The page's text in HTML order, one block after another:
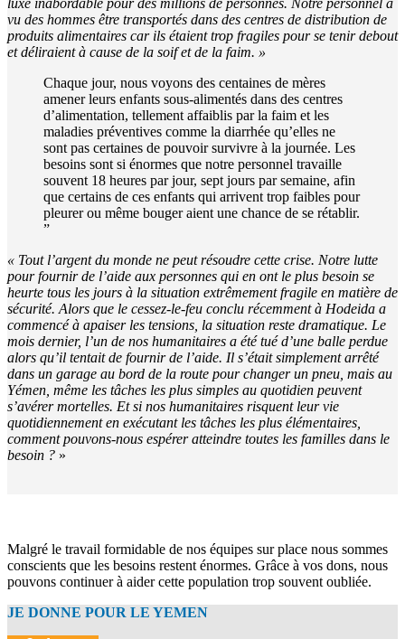
vu des hommes être transportés dans des centres de distribution de
produits alimentaires car ils étaient trop fragiles pour se tenir debout
et déliraient à cause de la soif et de la faim. »
Chaque jour, nous voyons des centaines de mères
amener leurs enfants sous-alimentés dans des centres
d’alimentation, tellement affaiblis par la faim et les
maladies préventives comme la diarrhée qu’elles ne
sont pas certaines de pouvoir survivre à la journée. Les
besoins sont si énormes que notre personnel travaille
souvent 18 heures par jour, sept jours par semaine, afin
que certains de ces enfants qui arrivent trop faibles pour
pleurer ou même bouger aient une chance de se rétablir.
”
« Tout l’argent du monde ne peut résoudre cette crise. Notre lutte
pour fournir de l’aide aux personnes qui en ont le plus besoin se
heurte tous les jours à la situation extrêmement fragile en matière de
sécurité. Alors que le cessez-le-feu conclu récemment à Hodeida a
commencé à apaiser les tensions, la situation reste dramatique. Le
mois dernier, l’un de nos humanitaires a été tué d’une balle perdue
alors qu’il tentait de fournir de l’aide. Il s’était simplement arrêté
dans un garage au bord de la route pour changer un pneu, mais au
Yémen, même les tâches les plus simples au quotidien peuvent
s’avérer mortelles. Et si nos humanitaires risquent leur vie
quotidiennement en exécutant les tâches les plus élémentaires,
comment pouvons-nous espérer atteindre toutes les familles dans le
besoin ? »
Malgré le travail formidable de nos équipes sur place nous sommes
conscients que les besoins restent énormes. Grâce à vos dons, nous
pouvons continuer à aider cette population trop souvent oubliée.
JE DONNE POUR LE YEMEN